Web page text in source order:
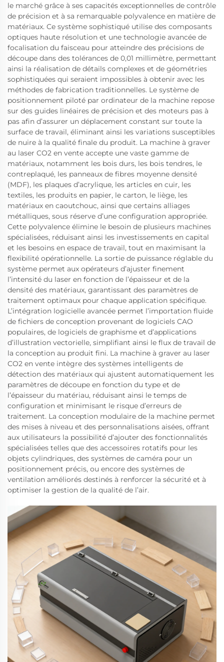
le marché grâce à ses capacités exceptionnelles de contrôle
de précision et à sa remarquable polyvalence en matière de
matériaux. Ce système sophistiqué utilise des composants
optiques haute résolution et une technologie avancée de
focalisation du faisceau pour atteindre des précisions de
découpe dans des tolérances de 0,01 millimètre, permettant
ainsi la réalisation de détails complexes et de géométries
sophistiquées qui seraient impossibles à obtenir avec les
méthodes de fabrication traditionnelles. Le système de
positionnement piloté par ordinateur de la machine repose
sur des guides linéaires de précision et des moteurs pas à
pas afin d’assurer un déplacement constant sur toute la
surface de travail, éliminant ainsi les variations susceptibles
de nuire à la qualité finale du produit. La machine à graver
au laser CO2 en vente accepte une vaste gamme de
matériaux, notamment les bois durs, les bois tendres, le
contreplaqué, les panneaux de fibres moyenne densité
(MDF), les plaques d’acrylique, les articles en cuir, les
textiles, les produits en papier, le carton, le liège, les
matériaux en caoutchouc, ainsi que certains alliages
métalliques, sous réserve d’une configuration appropriée.
Cette polyvalence élimine le besoin de plusieurs machines
spécialisées, réduisant ainsi les investissements en capital
et les besoins en espace de travail, tout en maximisant la
flexibilité opérationnelle. La sortie de puissance réglable du
système permet aux opérateurs d’ajuster finement
l’intensité du laser en fonction de l’épaisseur et de la
densité des matériaux, garantissant des paramètres de
traitement optimaux pour chaque application spécifique.
L’intégration logicielle avancée permet l’importation fluide
de fichiers de conception provenant de logiciels CAO
populaires, de logiciels de graphisme et d’applications
d’illustration vectorielle, simplifiant ainsi le flux de travail de
la conception au produit fini. La machine à graver au laser
CO2 en vente intègre des systèmes intelligents de
détection des matériaux qui ajustent automatiquement les
paramètres de découpe en fonction du type et de
l’épaisseur du matériau, réduisant ainsi le temps de
configuration et minimisant le risque d’erreurs de
traitement. La conception modulaire de la machine permet
des mises à niveau et des personnalisations aisées, offrant
aux utilisateurs la possibilité d’ajouter des fonctionnalités
spécialisées telles que des accessoires rotatifs pour les
objets cylindriques, des systèmes de caméra pour un
positionnement précis, ou encore des systèmes de
ventilation améliorés destinés à renforcer la sécurité et à
optimiser la gestion de la qualité de l’air.